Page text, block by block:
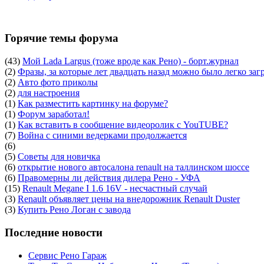
Горячие темы форума
(43) Мой Lada Largus (тоже вроде как Рено) - борт.журнал
(2) Фразы, за которые лет двадцать назад можно было легко
(2) Авто фото приколы
(2) для настроения
(1) Как разместить картинку на форуме?
(1) Форум заработал!
(1) Как вставить в сообщение видеоролик с YouTUBE?
(7) Война с синими ведерками продолжается
(6)
(5) Советы для новичка
(6) открытие нового автосалона renault на таллинском шоссе
(6) Правомерны ли действия дилера Рено - УФА
(15) Renault Megane I 1.6 16V - несчастный случай
(3) Renault объявляет цены на внедорожник Renault Duster
(3) Купить Рено Логан с завода
Последние новости
Сервис Рено Гараж